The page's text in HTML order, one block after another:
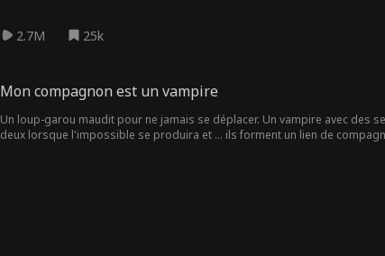
2.7M 25k
Mon compagnon est un vampire
Un loup-garou maudit pour ne jamais se déplacer. Un vampire avec des
deux lorsque l'impossible se produira et ... ils forment un lien de